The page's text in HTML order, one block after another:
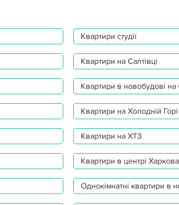
Квартири студії
Квартири на Салтівці
Квартири в новобудові на
Квартири на Холодній Горі
Квартири на ХТЗ
Квартири в центрі Харкова
Однокімнатні квартири в